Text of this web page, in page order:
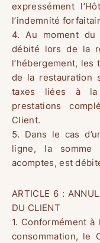
expressément
l’indemnité
4. Au moment du
débité lors de la
l’hébergement, les
de la restauration
taxes liées à la
prestations
Client.
5. Dans le cas
ligne, la somme
acomptes, est
ARTICLE 6 :
DU CLIENT
1. Conformément à
consommation, le